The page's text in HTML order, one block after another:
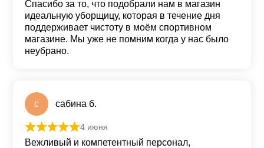
Спасибо за то, что подобрали нам в магазин
идеальную уборщицу, которая в течение дня
поддерживает чистоту в моём спортивном
магазине. Мы уже не помним когда у нас было
неубрано.
с сабина б.
Оценка
4 июня
Вежливый и компетентный персонал,